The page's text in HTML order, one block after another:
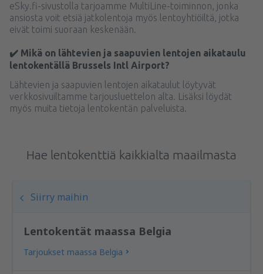
eSky.fi-sivustolla tarjoamme MultiLine-toiminnon, jonka
ansiosta voit etsiä jatkolentoja myös lentoyhtiöiltä, jotka
eivät toimi suoraan keskenään.
✔️ Mikä on lähtevien ja saapuvien lentojen aikataulu
lentokentällä Brussels Intl Airport?
Lähtevien ja saapuvien lentojen aikataulut löytyvät
verkkosivuiltamme tarjousluettelon alta. Lisäksi löydät
myös muita tietoja lentokentän palveluista.
Hae lentokenttiä kaikkialta maailmasta
Siirry maihin
Lentokentät maassa Belgia
Tarjoukset maassa Belgia